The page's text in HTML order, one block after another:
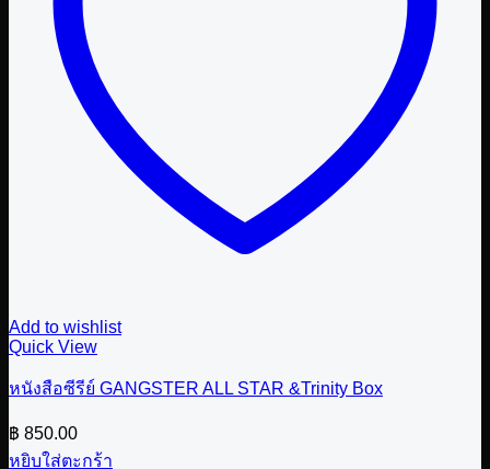
Add to wishlist
Quick View
หนังสือซีรีย์ GANGSTER ALL STAR &Trinity Box
฿ 850.00
หยิบใส่ตะกร้า